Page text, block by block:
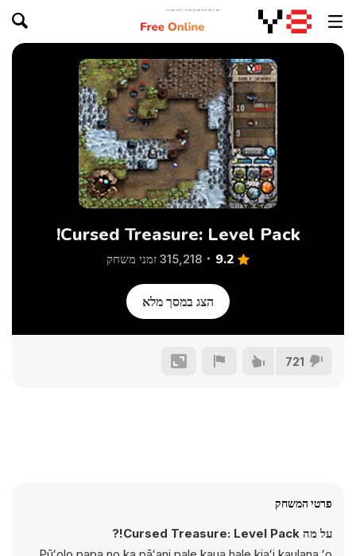
Cursed Treasure: Level Pack!
9.2 315,218 זמני משחק
הצג במסך מלא
721
פרטי המשחק
על מה Cursed Treasure: Level Pack!?